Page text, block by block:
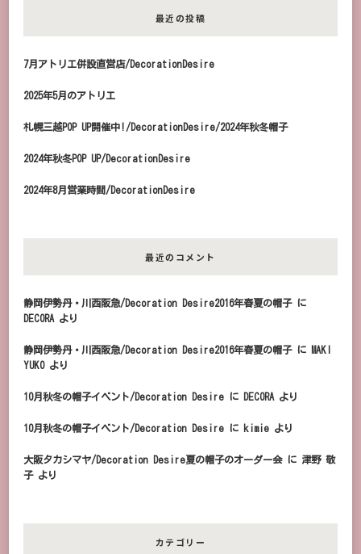
最近の投稿
7月アトリエ併設直営店/DecorationDesire
2025年5月のアトリエ
札幌三越POP UP開催中!/DecorationDesire/2024年秋冬帽子
2024年秋冬POP UP/DecorationDesire
2024年8月営業時間/DecorationDesire
最近のコメント
静岡伊勢丹・川西阪急/Decoration Desire2016年春夏の帽子に
DECORA より
静岡伊勢丹・川西阪急/Decoration Desire2016年春夏の帽子に
MAKI
YUKOより
10月秋冬の帽子イベント/Decoration Desire に DECORA より
10月秋冬の帽子イベント/Decoration Desire に kimie より
大阪タカシマヤ/Decoration Desire夏の帽子のオーダー会に 津野 敬
子より
カテゴリー